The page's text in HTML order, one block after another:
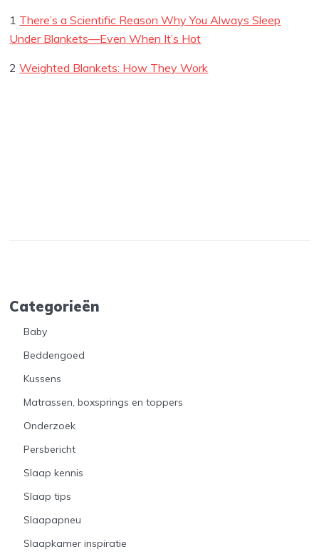
1 There’s a Scientific Reason Why You Always Sleep
Under Blankets—Even When It’s Hot
2 Weighted Blankets: How They Work
Categorieën
Baby
Beddengoed
Kussens
Matrassen, boxsprings en toppers
Onderzoek
Persbericht
Slaap kennis
Slaap tips
Slaapapneu
Slaapkamer inspiratie